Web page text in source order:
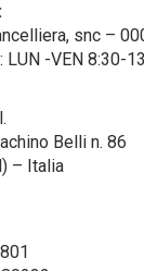
alcune attività
che presentano le
e a compiere
per conto di
alle istruzioni
base di specifico
dati personali si
per finalità di
snc –
LUN -VEN 8:30-
Belli n. 86
– Italia